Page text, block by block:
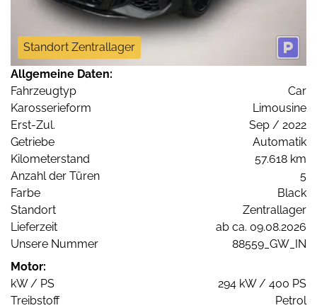
Standort Zentrallager
Allgemeine Daten:
Fahrzeugtyp
Car
Karosserieform
Limousine
Erst-Zul.
Sep / 2022
Getriebe
Automatik
Kilometerstand
57.618 km
Anzahl der Türen
5
Farbe
Black
Standort
Zentrallager
Lieferzeit
ab ca. 09.08.2026
Unsere Nummer
88559_GW_IN
Motor:
kW / PS
294 kW / 400 PS
Treibstoff
Petrol